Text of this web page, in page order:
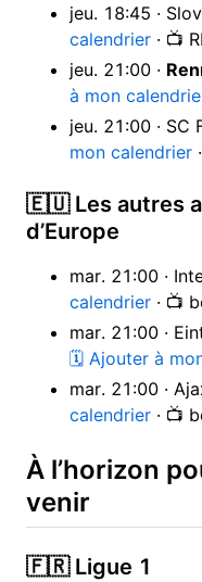
jeu. 18:45 ·
calendrier · 📺
jeu. 21:00 ·
à mon
jeu. 21:00 · SC
mon calendrier
🇪🇺 Les autres
d’Europe
mar. 21:00 ·
calendrier · 📺
mar. 21:00 ·
🗓 Ajouter à
mar. 21:00 ·
calendrier · 📺
À l’horizon
venir
🇫🇷 Ligue 1